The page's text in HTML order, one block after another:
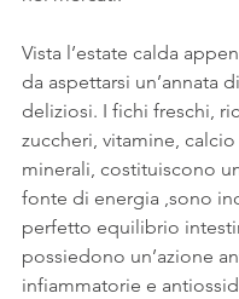
Vista l’estate calda
da aspettarsi un’annata
deliziosi. I fichi freschi,
zuccheri, vitamine, calcio
minerali, costituiscono
fonte di energia ,sono
perfetto equilibrio
possiedono un’azione
infiammatorie e